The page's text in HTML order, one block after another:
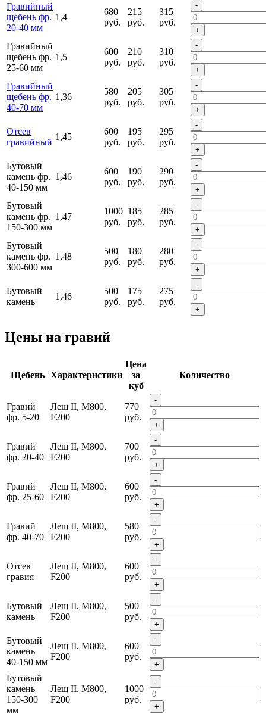
Гравийный
щебень фр.
20-40 мм
1,4
680
руб.
215
руб.
315
руб.
-
+
Гравийный
щебень фр.
25-60 мм
1,5
600
руб.
210
руб.
310
руб.
-
+
Гравийный
щебень фр.
40-70 мм
1,36
580
руб.
205
руб.
305
руб.
-
+
Отсев
гравийный
1,45
600
руб.
195
руб.
295
руб.
-
+
Бутовый
камень фр.
40-150 мм
1,46
600
руб.
190
руб.
290
руб.
-
+
Бутовый
камень фр.
150-300 мм
1,47
1000
руб.
185
руб.
285
руб.
-
+
Бутовый
камень фр.
300-600 мм
1,48
500
руб.
180
руб.
280
руб.
-
+
Бутовый
камень
1,46
500
руб.
175
руб.
275
руб.
-
+
Цены на гравий
Щебень Характеристики
Цена
за
куб
Количество
Гравий
фр. 5-20
Лещ II, M800,
F200
770
руб.
-
+
Гравий
фр. 20-40
Лещ II, M800,
F200
700
руб.
-
+
Гравий
фр. 25-60
Лещ II, M800,
F200
600
руб.
-
+
Гравий
фр. 40-70
Лещ II, M800,
F200
580
руб.
-
+
Отсев
гравия
Лещ II, M800,
F200
600
руб.
-
+
Бутовый
камень
Лещ II, M800,
F200
500
руб.
-
+
Бутовый
камень
40-150 мм
Лещ II, M800,
F200
600
руб.
-
+
Бутовый
камень
150-300
мм
Лещ II, M800,
F200
1000
руб.
-
+